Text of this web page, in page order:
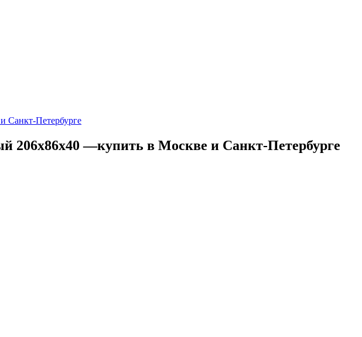
Санкт-Петербурге
206x86x40 —купить в Москве и Санкт-Петербурге